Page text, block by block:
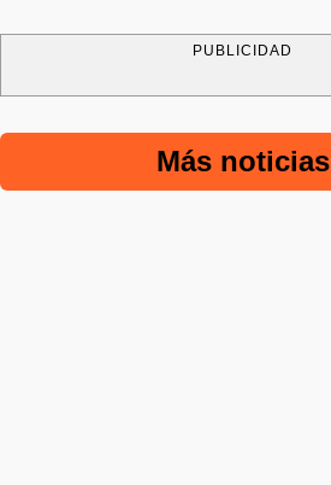
PUBLICIDAD
Más noticias